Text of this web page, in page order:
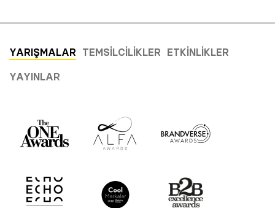
YARIŞMALAR TEMSILCILIKLER ETKINLIKLER
YAYINLAR